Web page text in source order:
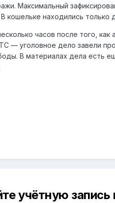
Максимальный
кошельке находились только
часов после того,
— уголовное дело завели
В материалах дела есть
учётную запись